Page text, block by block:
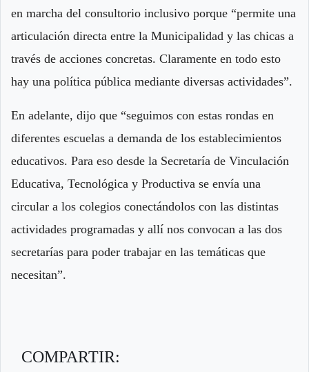
en marcha del consultorio inclusivo porque “permite una
articulación directa entre la Municipalidad y las chicas a
través de acciones concretas. Claramente en todo esto
hay una política pública mediante diversas actividades”.
En adelante, dijo que “seguimos con estas rondas en
diferentes escuelas a demanda de los establecimientos
educativos. Para eso desde la Secretaría de Vinculación
Educativa, Tecnológica y Productiva se envía una
circular a los colegios conectándolos con las distintas
actividades programadas y allí nos convocan a las dos
secretarías para poder trabajar en las temáticas que
necesitan”.
COMPARTIR: